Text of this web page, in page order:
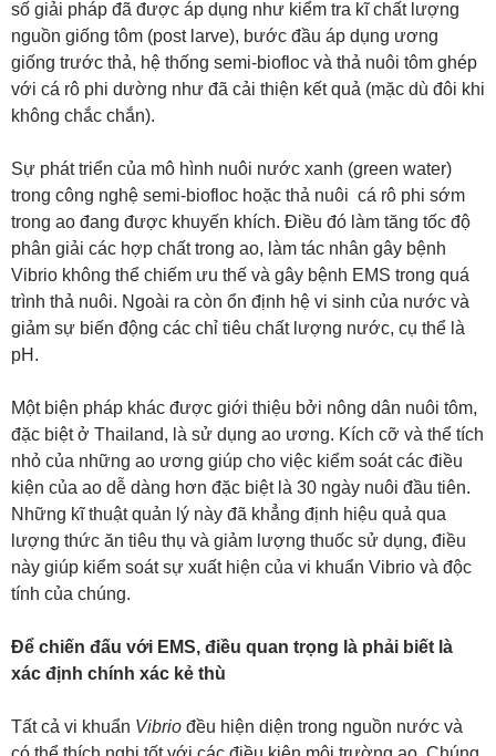
số giải pháp đã được áp dụng như kiểm tra kĩ chất lượng
nguồn giống tôm (post larve), bước đầu áp dụng ương
giống trước thả, hệ thống semi-biofloc và thả nuôi tôm ghép
với cá rô phi dường như đã cải thiện kết quả (mặc dù đôi khi
không chắc chắn).
Sự phát triển của mô hình nuôi nước xanh (green water)
trong công nghệ semi-biofloc hoặc thả nuôi cá rô phi sớm
trong ao đang được khuyến khích. Điều đó làm tăng tốc độ
phân giải các hợp chất trong ao, làm tác nhân gây bệnh
Vibrio không thể chiếm ưu thế và gây bệnh EMS trong quá
trình thả nuôi. Ngoài ra còn ổn định hệ vi sinh của nước và
giảm sự biến động các chỉ tiêu chất lượng nước, cụ thể là
pH.
Một biện pháp khác được giới thiệu bởi nông dân nuôi tôm,
đặc biệt ở Thailand, là sử dụng ao ương. Kích cỡ và thể tích
nhỏ của những ao ương giúp cho việc kiểm soát các điều
kiện của ao dễ dàng hơn đặc biệt là 30 ngày nuôi đầu tiên.
Những kĩ thuật quản lý này đã khẳng định hiệu quả qua
lượng thức ăn tiêu thụ và giảm lượng thuốc sử dụng, điều
này giúp kiểm soát sự xuất hiện của vi khuẩn Vibrio và độc
tính của chúng.
Để chiến đấu với EMS, điều quan trọng là phải biết là
xác định chính xác kẻ thù
Tất cả vi khuẩn Vibrio đều hiện diện trong nguồn nước và